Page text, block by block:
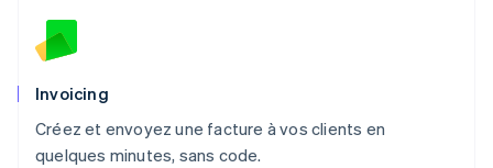
Invoicing
Créez et envoyez une facture à vos clients en
quelques minutes, sans code.
English
Nouvelle-Zélande
Pays-Bas
Nederlands
Pologne
English